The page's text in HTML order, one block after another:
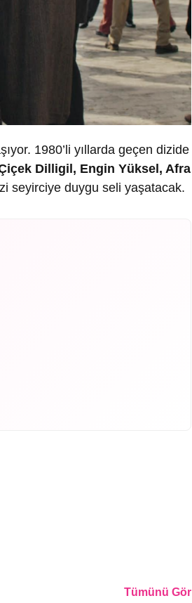
1980’li yıllarda geçen dizide
Dilligil, Engin Yüksel, Afra
seyirciye duygu seli yaşatacak.
Tümünü Gör